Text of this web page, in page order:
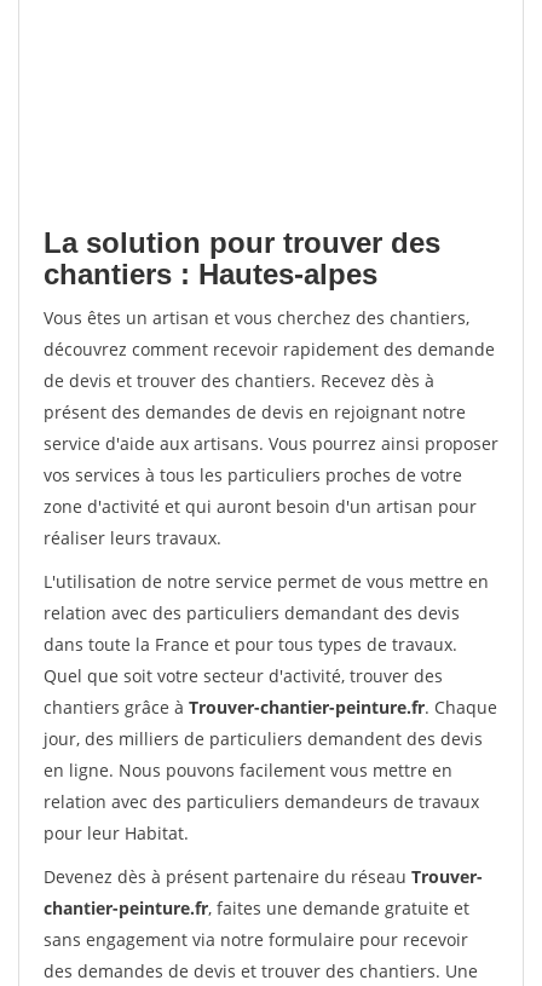
La solution pour trouver des
chantiers : Hautes-alpes
Vous êtes un artisan et vous cherchez des chantiers,
découvrez comment recevoir rapidement des demande
de devis et trouver des chantiers. Recevez dès à
présent des demandes de devis en rejoignant notre
service d'aide aux artisans. Vous pourrez ainsi proposer
vos services à tous les particuliers proches de votre
zone d'activité et qui auront besoin d'un artisan pour
réaliser leurs travaux.
L'utilisation de notre service permet de vous mettre en
relation avec des particuliers demandant des devis
dans toute la France et pour tous types de travaux.
Quel que soit votre secteur d'activité, trouver des
chantiers grâce à Trouver-chantier-peinture.fr. Chaque
jour, des milliers de particuliers demandent des devis
en ligne. Nous pouvons facilement vous mettre en
relation avec des particuliers demandeurs de travaux
pour leur Habitat.
Devenez dès à présent partenaire du réseau Trouver-
chantier-peinture.fr, faites une demande gratuite et
sans engagement via notre formulaire pour recevoir
des demandes de devis et trouver des chantiers. Une